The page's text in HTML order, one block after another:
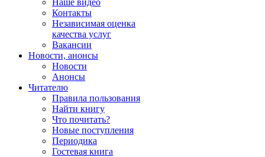
Наше видео
Контакты
Независимая оценка
качества услуг
Вакансии
Новости, анонсы
Новости
Анонсы
Читателю
Правила пользования
Найти книгу
Что почитать?
Новые поступления
Периодика
Гостевая книга